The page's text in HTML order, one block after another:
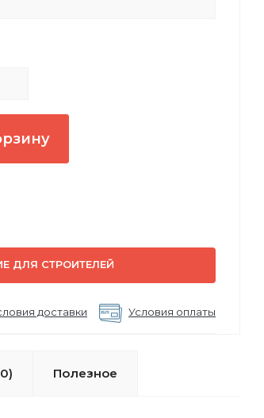
ДЛЯ СТРОИТЕЛЕЙ
доставки Условия оплаты
Полезное